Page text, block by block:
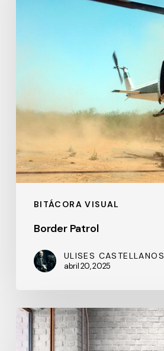
BITÁCORA VISUAL
Border Patrol
ULISES CASTELLANOS
abril 20, 2025
Bazar
fotográfico